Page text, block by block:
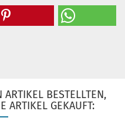
BESTELLTEN,
ARTIKEL GEKAUFT: